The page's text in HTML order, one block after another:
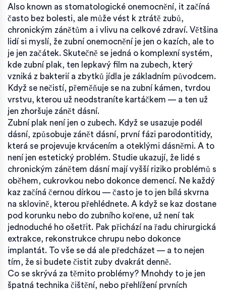
Also known as stomatologické onemocnění, it začíná
často bez bolesti, ale může vést k ztrátě zubů,
chronickým zánětům a i vlivu na celkové zdraví. Většina
lidí si myslí, že zubní onemocnění je jen o kazích, ale to
je jen začátek. Skutečně se jedná o komplexní systém,
kde zubní plak, ten lepkavý film na zubech, který
vzniká z bakterií a zbytků jídla je základním původcem.
Když se nečistí, přeměňuje se na zubní kámen, tvrdou
vrstvu, kterou už neodstraníte kartáčkem — a ten už
jen zhoršuje zánět dásní.
Zubní plak není jen o zubech. Když se usazuje podél
dásní, způsobuje zánět dásní, první fázi parodontitidy,
která se projevuje krvácením a oteklými dásněmi. A to
není jen estetický problém. Studie ukazují, že lidé s
chronickým zánětem dásní mají vyšší riziko problémů s
oběhem, cukrovkou nebo dokonce demencí. Ne každý
kaz začíná černou dírkou — často je to jen bílá skvrna
na sklovině, kterou přehlédnete. A když se kaz dostane
pod korunku nebo do zubního kořene, už není tak
jednoduché ho ošetřit. Pak přichází na řadu chirurgická
extrakce, rekonstrukce chrupu nebo dokonce
implantát. To vše se dá ale předcházet — a to nejen
tím, že si budete čistit zuby dvakrát denně.
Co se skrývá za těmito problémy? Mnohdy to je jen
špatná technika čištění, nebo přehlížení prvních